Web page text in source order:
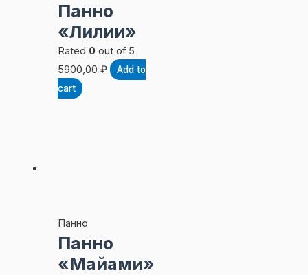
Панно
«Лилии»
Rated 0out of 5
5900,00 ₽
Add to
cart
Панно
Панно
«Майами»